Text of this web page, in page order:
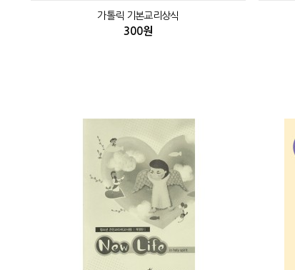
가톨릭 기본교리상식
300원